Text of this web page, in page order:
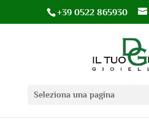
+39 0522 865930
Seleziona una pagina